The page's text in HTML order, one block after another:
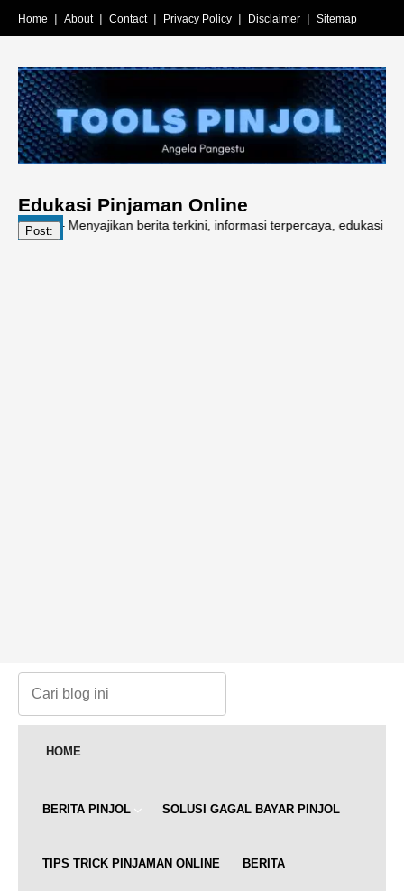
Home About Contact Privacy Policy Disclaimer Sitemap
Edukasi Pinjaman Online
Post:
– Menyajikan berita terkini, informasi terpercaya, edukasi literasi
HOME
BERITA PINJOL SOLUSI GAGAL BAYAR PINJOL
TIPS TRICK PINJAMAN ONLINE BERITA